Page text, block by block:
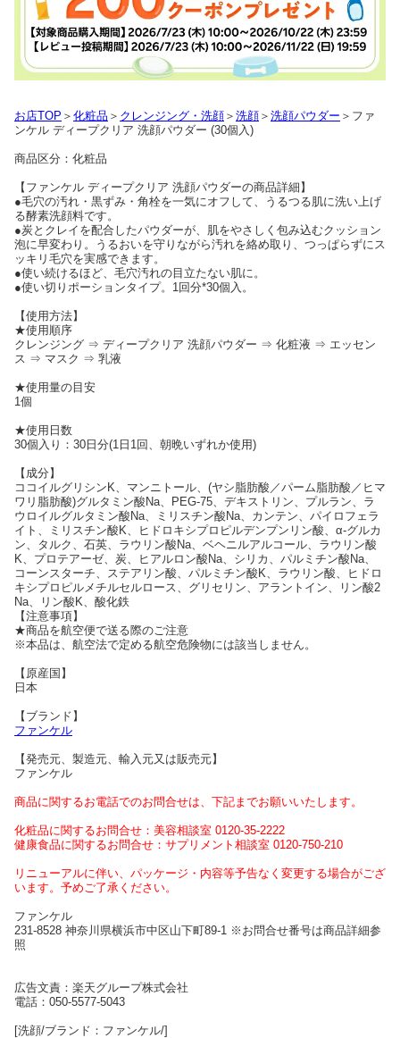
お店TOP ＞ 化粧品 ＞ クレンジング・洗顔 ＞ 洗顔 ＞ 洗顔パウダー ＞ファ
ンケル ディープクリア 洗顔パウダー (30個入)
商品区分：化粧品
【ファンケル ディープクリア 洗顔パウダーの商品詳細】
●毛穴の汚れ・黒ずみ・角栓を一気にオフして、うるつる肌に洗い上げ
る酵素洗顔料です。
●炭とクレイを配合したパウダーが、肌をやさしく包み込むクッション
泡に早変わり。うるおいを守りながら汚れを絡め取り、つっぱらずにス
ッキリ毛穴を実感できます。
●使い続けるほど、毛穴汚れの目立たない肌に。
●使い切りポーションタイプ。1回分*30個入。
【使用方法】
★使用順序
クレンジング ⇒ ディープクリア 洗顔パウダー ⇒ 化粧液 ⇒ エッセン
ス ⇒ マスク ⇒ 乳液
★使用量の目安
1個
★使用日数
30個入り：30日分(1日1回、朝晩いずれか使用)
【成分】
ココイルグリシンK、マンニトール、(ヤシ脂肪酸／パーム脂肪酸／ヒマ
ワリ脂肪酸)グルタミン酸Na、PEG-75、デキストリン、プルラン、ラ
ウロイルグルタミン酸Na、ミリスチン酸Na、カンテン、パイロフェラ
イト、ミリスチン酸K、ヒドロキシプロピルデンプンリン酸、α-グルカ
ン、タルク、石英、ラウリン酸Na、ベヘニルアルコール、ラウリン酸
K、プロテアーゼ、炭、ヒアルロン酸Na、シリカ、パルミチン酸Na、
コーンスターチ、ステアリン酸、パルミチン酸K、ラウリン酸、ヒドロ
キシプロピルメチルセルロース、グリセリン、アラントイン、リン酸2
Na、リン酸K、酸化鉄
【注意事項】
★商品を航空便で送る際のご注意
※本品は、航空法で定める航空危険物には該当しません。
【原産国】
日本
【ブランド】
ファンケル
【発売元、製造元、輸入元又は販売元】
ファンケル
商品に関するお電話でのお問合せは、下記までお願いいたします。
化粧品に関するお問合せ：美容相談室 0120-35-2222
健康食品に関するお問合せ：サプリメント相談室 0120-750-210
リニューアルに伴い、パッケージ・内容等予告なく変更する場合がござ
います。予めご了承ください。
ファンケル
231-8528 神奈川県横浜市中区山下町89-1 ※お問合せ番号は商品詳細参
照
広告文責：楽天グループ株式会社
電話：050-5577-5043
[洗顔/ブランド：ファンケル/]